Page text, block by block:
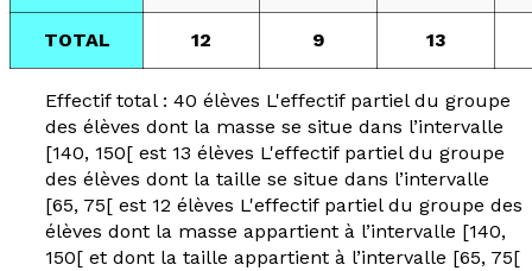
TOTAL 12 9 13
Effectif total : 40 élèves L'effectif partiel du groupe
des élèves dont la masse se situe dans l’intervalle
[140, 150[ est 13 élèves L'effectif partiel du groupe
des élèves dont la taille se situe dans l’intervalle
[65, 75[ est 12 élèves L'effectif partiel du groupe des
élèves dont la masse appartient à l’intervalle [140,
150[ et dont la taille appartient à l’intervalle [65, 75[